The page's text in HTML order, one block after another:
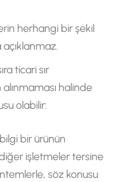
herhangi bir şekil
ticari sır
halinde
olabilir:
bir ürünün
işletmeler tersine
söz konusu